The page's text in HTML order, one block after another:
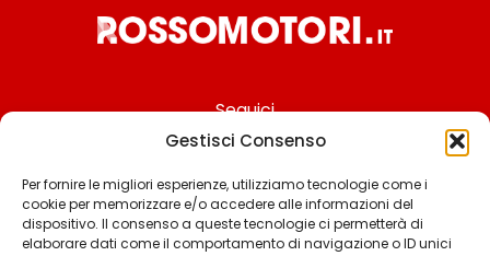
Gestisci Consenso
Per fornire le migliori esperienze, utilizziamo tecnologie come i
cookie per memorizzare e/o accedere alle informazioni del
dispositivo. Il consenso a queste tecnologie ci permetterà di
elaborare dati come il comportamento di navigazione o ID unici
Seguici
Chi siamo